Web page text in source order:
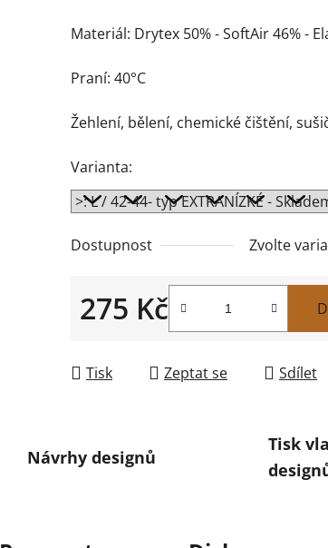
Materiál: Drytex 50% - SoftAir 46% -
Praní: 40°C
Žehlení, bělení, chemické čištění,
Varianta:
Dostupnost Zvolte
275 Kč
Tisk Zeptat se Sdílet
Návrhy designů
Tisk